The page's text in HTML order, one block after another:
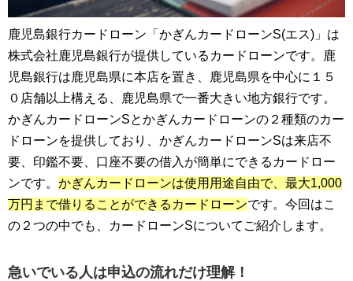
鹿児島銀行カードローン「かぎんカードローンS(エス)」は
株式会社鹿児島銀行が提供しているカードローンです。鹿
児島銀行は鹿児島県に本店を置き、鹿児島県を中心に１５
０店舗以上構える、鹿児島県で一番大きい地方銀行です。
かぎんカードローンSとかぎんカードローンの２種類のカー
ドローンを提供しており、かぎんカードローンSは来店不
要、印鑑不要、口座不要の借入が簡単にできるカードロー
ンです。 かぎんカードローンは使用用途自由で、最大1,000
万円まで借りることができるカードローンです。今回はこ
の２つの中でも、カードローンSについてご紹介します。
急いでいる人は申込の流れだけ理解！